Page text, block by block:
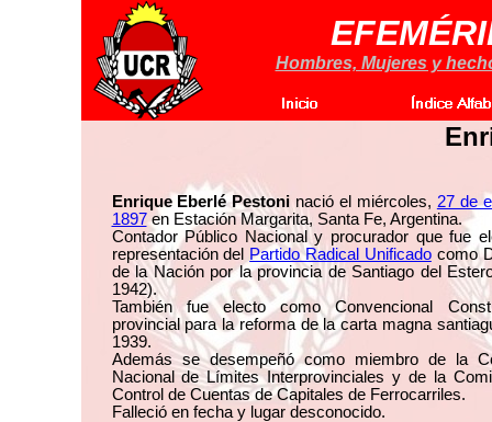
Hombres, Mujeres y
Enrique Eberlé Pestoni nació el miércoles, 27 de
1897en Estación Margarita, Santa Fe, Argentina.
Contador Público Nacional y procurador que fue
representación del
Partido Radical Unificadocomo
de la Nación por la provincia de Santiago del
1942).
También fue electo como Convencional
provincial para la reforma de la carta magna
1939.
Además se desempeñó como miembro de la
Nacional de Límites Interprovinciales y de la
Control de Cuentas de Capitales de Ferrocarriles.
Falleció en fecha y lugar desconocido.